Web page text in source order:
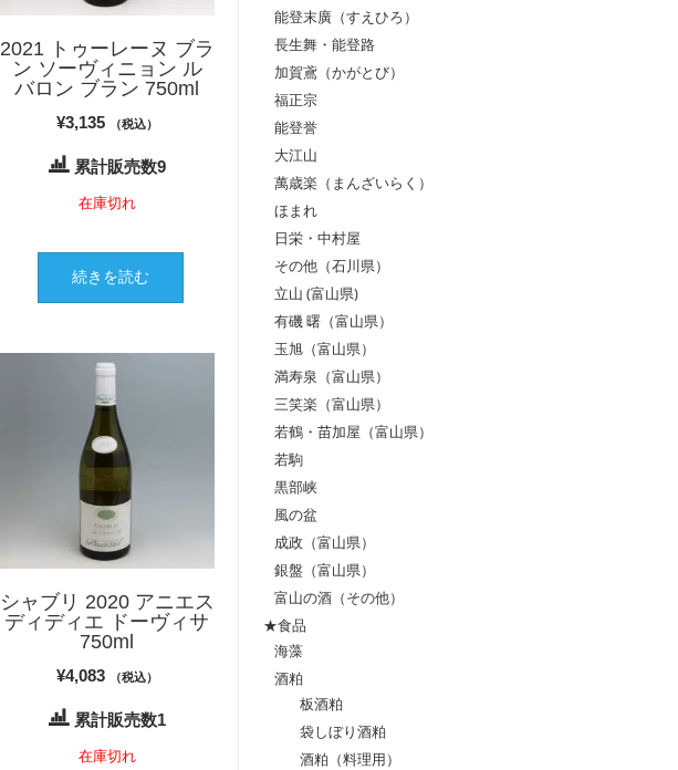
2021 トゥーレーヌ ブラ
ン ソーヴィニョン ル
バロン ブラン 750ml
¥3,135 （税込）
累計販売数9
在庫切れ
続きを読む
シャブリ 2020 アニエス
ディディエ ドーヴィサ
750ml
¥4,083 （税込）
累計販売数1
在庫切れ
能登末廣（すえひろ）
長生舞・能登路
加賀鳶（かがとび）
福正宗
能登誉
大江山
萬歳楽（まんざいらく）
ほまれ
日栄・中村屋
その他（石川県）
立山 (富山県)
有磯 曙（富山県）
玉旭（富山県）
満寿泉（富山県）
三笑楽（富山県）
若鶴・苗加屋（富山県）
若駒
黒部峡
風の盆
成政（富山県）
銀盤（富山県）
富山の酒（その他）
★食品
海藻
酒粕
板酒粕
袋しぼり酒粕
酒粕（料理用）